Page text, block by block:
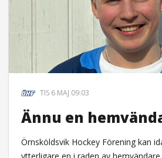
TIS 6 MAJ 09:03
Ännu en
Örnsköldsvik Hockey Förening kan
ytterligare en i raden av hemvändare.